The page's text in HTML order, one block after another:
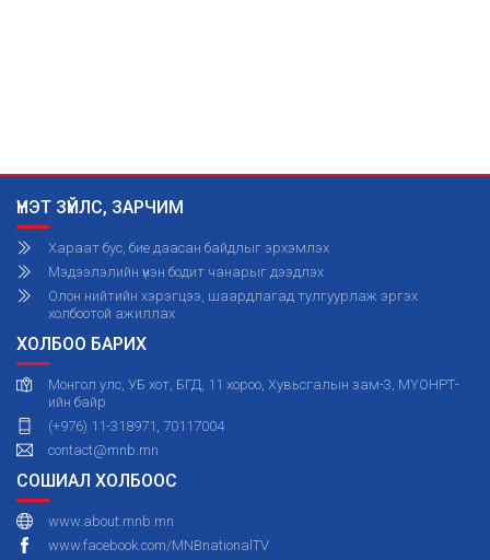
ҮНЭТ ЗҮЙЛС, ЗАРЧИМ
Хараат бус, бие даасан байдлыг эрхэмлэх
Мэдээлэлийн үнэн бодит чанарыг дээдлэх
Олон нийтийн хэрэгцээ, шаардлагад тулгуурлаж эргэх
холбоотой ажиллах
ХОЛБОО БАРИХ
Монгол улс, УБ хот, БГД, 11 хороо, Хувьсгалын зам-3, МҮОНРТ-
ийн байр
(+976) 11-318971, 70117004
contact@mnb.mn
СОШИАЛ ХОЛБООС
www.about.mnb.mn
www.facebook.com/MNBnationalTV